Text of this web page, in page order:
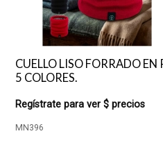
CUELLO LISO FORRADO EN
5 COLORES.
Regístrate para ver $ precios
MN396